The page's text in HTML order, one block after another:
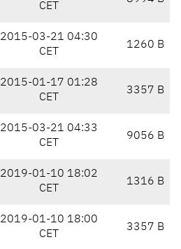
CET
2015-03-21 04:30
CET
1260 B
2015-01-17 01:28
CET
3357 B
2015-03-21 04:33
CET
9056 B
2019-01-10 18:02
CET
1316 B
2019-01-10 18:00
CET
3357 B